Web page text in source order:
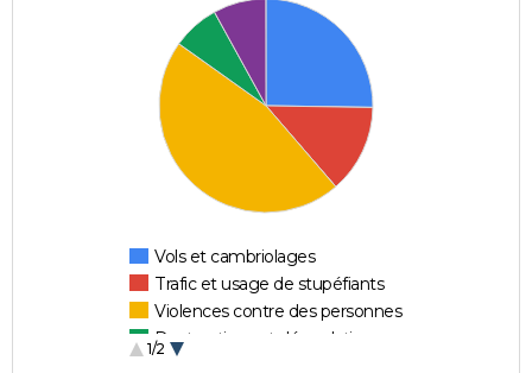
Vols et cambriolages
Trafic et usage de stupéfiants
Violences contre des personnes
Destructions et dégradations
1/2